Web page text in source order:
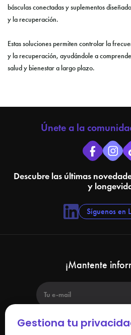
básculas conectadas y suplementos
y la recuperación.
Estas soluciones permiten controlar la
y la recuperación, ayudándole a
salud y bienestar a largo plazo.
Únete a la
Descubre las últimas
y
Síguenos en
¡Mantente
Gestiona tu